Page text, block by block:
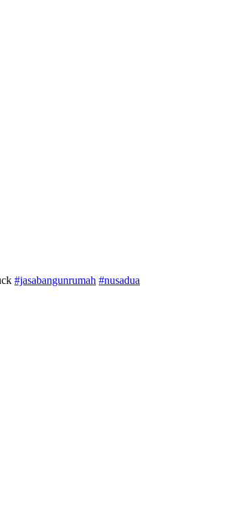
#jasabangunrumah #nusadua